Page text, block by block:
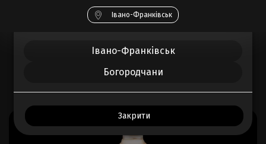
Івано-Франківськ
Обрати ваше місто
Івано-Франківськ
Богородчани
Закрити
Фанта 0.5L
ВСЕ ПРО ТОВАР ВІДГУКИ (0)